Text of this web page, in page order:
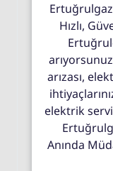
Hızlı,
arızası,
elektrik
Anında